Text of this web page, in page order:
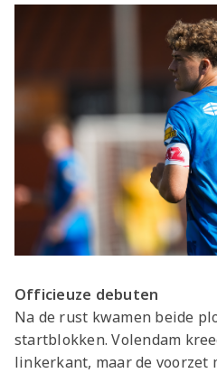
Officieuze debuten
Na de rust kwamen beide
startblokken. Volendam
linkerkant, maar de voorzet